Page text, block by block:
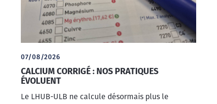
07/08/2026
CALCIUM CORRIGÉ : NOS PRATIQUES
ÉVOLUENT
Le LHUB-ULB ne calcule désormais plus le